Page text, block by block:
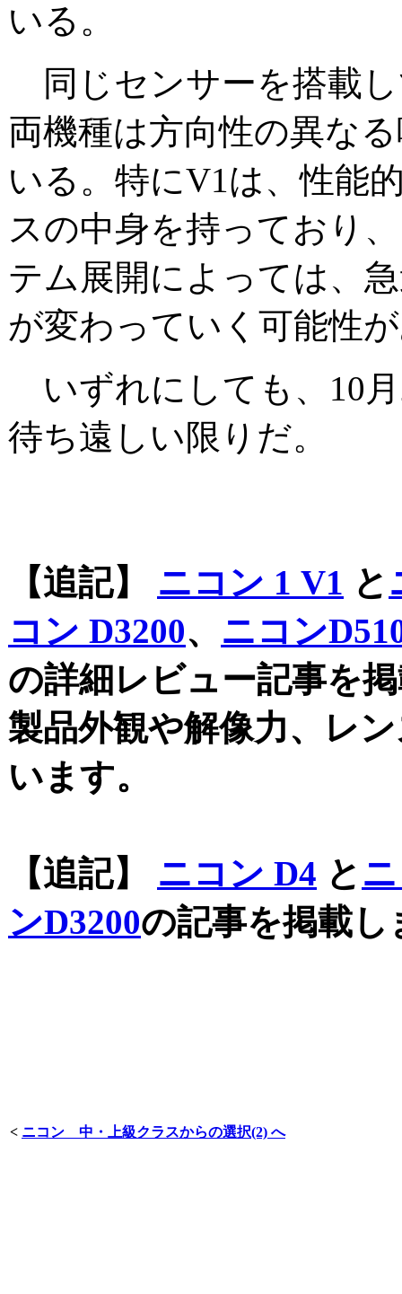
いる。
同じセンサーを搭載
両機種は方向性の異な
いる。特にV1は、性能
スの中身を持っており
テム展開によっては、
が変わっていく可能性
いずれにしても、10
待ち遠しい限りだ。
【追記】 ニコン 1 V1 と
コン D3200、 ニコン
の詳細レビュー記事を
製品外観や解像力、レ
います。
【追記】 ニコン D4 と
ンD3200の記事を掲載し
< ニコン 中・上級クラスからの選択(2) へ